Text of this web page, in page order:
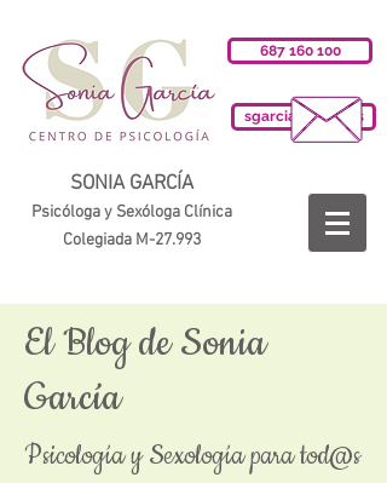
687 160 100
sgarciab@cop.es
SONIA GARCÍA
Psicóloga y Sexóloga Clínica
Colegiada M-27.993
El Blog de Sonia
García
Psicología y Sexología para tod@s